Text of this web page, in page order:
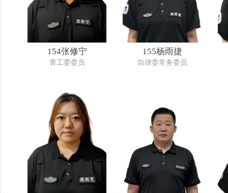
154张修宁
青工委委员
155杨雨捷
自律委常务委员